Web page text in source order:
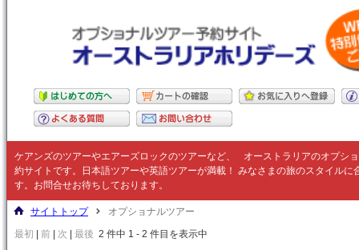
ケアンズのツアーやエアーズロックのツアーなど、 オーストラリアのオプシ
約サイトです。日本語ツアーや英語ツアーが満載！ みなさまの旅のスタイルに
す。お問合せお待ちしております。
サイトトップ
オプショナルツアー
最初
前 次 最後 2 件中 1 - 2 件目を表示中